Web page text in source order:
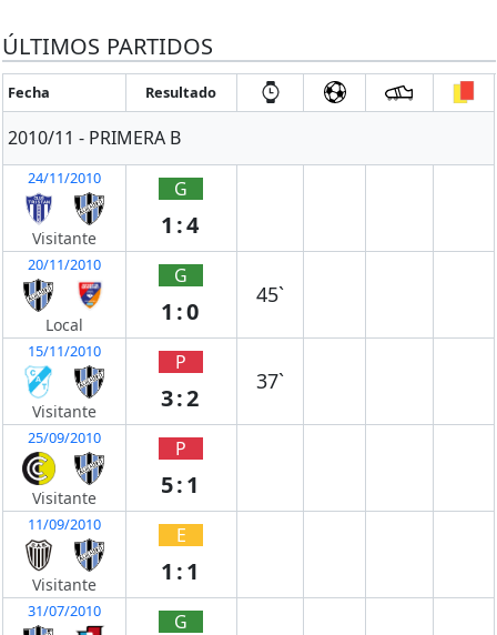
ÚLTIMOS PARTIDOS
Fecha Resultado
2010/11 - PRIMERA B
24/11/2010
Visitante
G
1:4
20/11/2010
Local
G
1:0
45`
15/11/2010
Visitante
P
3:2
37`
25/09/2010
Visitante
P
5:1
11/09/2010
Visitante
E
1:1
31/07/2010 G